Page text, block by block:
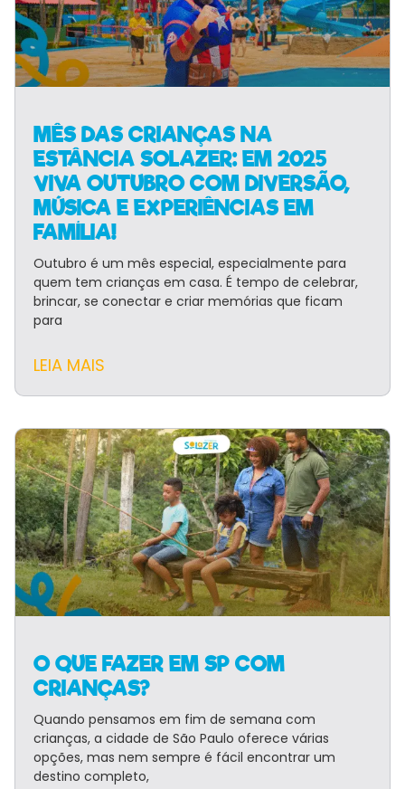
MÊS DAS CRIANÇAS NA
ESTÂNCIA SOLAZER: EM 2025
VIVA OUTUBRO COM DIVERSÃO,
MÚSICA E EXPERIÊNCIAS EM
FAMÍLIA!
Outubro é um mês especial, especialmente para
quem tem crianças em casa. É tempo de celebrar,
brincar, se conectar e criar memórias que ficam
para
LEIA MAIS
O QUE FAZER EM SP COM
CRIANÇAS?
Quando pensamos em fim de semana com
crianças, a cidade de São Paulo oferece várias
opções, mas nem sempre é fácil encontrar um
destino completo,